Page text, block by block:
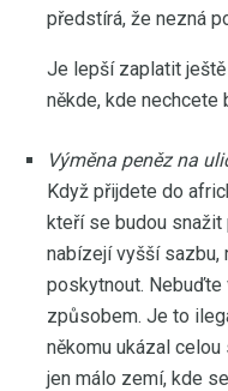
předstírá, že nezná
Je lepší zaplatit
někde, kde nechcete
Výměna peněz na
Když přijdete do
kteří se budou
nabízejí vyšší sazbu,
poskytnout.
způsobem. Je to
někomu ukázal
jen málo zemí, kde